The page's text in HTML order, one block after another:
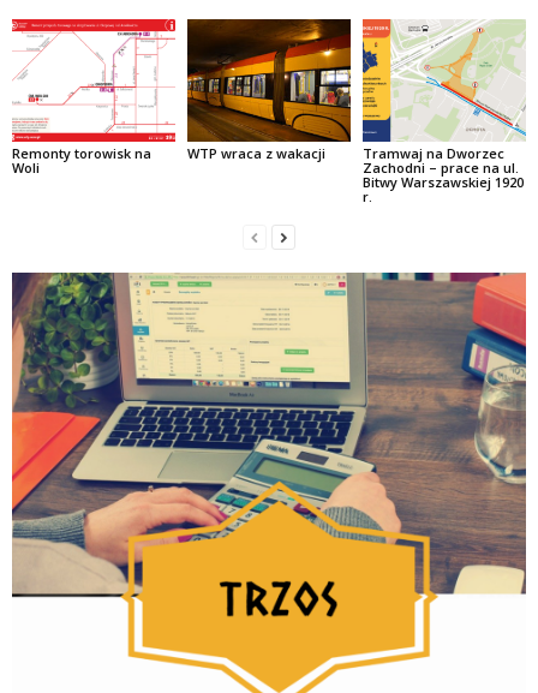
Remonty torowisk na
Woli
WTP wraca z wakacji
Tramwaj na Dworzec
Zachodni – prace na ul.
Bitwy Warszawskiej 1920
r.